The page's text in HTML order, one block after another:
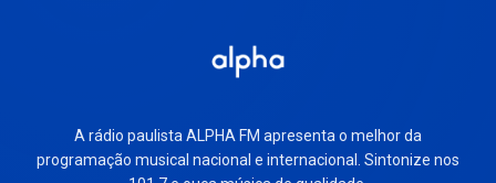
A rádio paulista ALPHA FM apresenta o melhor da
programação musical nacional e internacional. Sintonize nos